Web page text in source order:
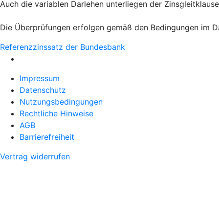
Auch die variablen Darlehen unterliegen der
Die Überprüfungen erfolgen gemäß den Bedingungen im
Referenzzinssatz der Bundesbank
Impressum
Datenschutz
Nutzungsbedingungen
Rechtliche Hinweise
AGB
Barrierefreiheit
Vertrag widerrufen